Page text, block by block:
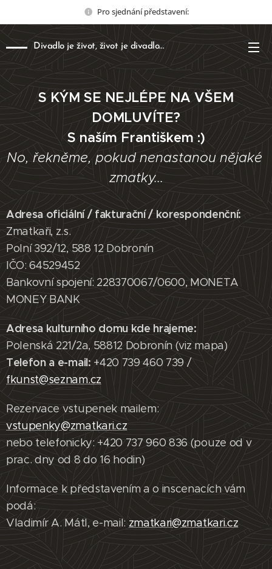
Pro sjednání představení:
Divadlo je život, život je divadlo...
S KÝM SE NEJLÉPE NA VŠEM
DOMLUVÍTE?
S naším Františkem :)
No, řekněme, pokud nenastanou nějaké
zmatky...
Adresa oficiální / fakturační / korespondenční:
Zmatkaři, z.s.
Polní 392/12, 588 12 Dobronín
IČO: 64529452
Bankovní spojení: 228370067/0600, MONETA
MONEY BANK
Adresa kulturního domu kde hrajeme:
Polenská 221/2a, 58812 Dobronín (viz mapa)
Telefon a e-mail: +420 739 460 739 /
fkunst@seznam.cz
Rezervace vstupenek mailem:
vstupenky@zmatkari.cz
nebo telefonicky: +420 737 960 836 (pouze od v
prac. dny od 8 do 16 hodin)
Informace k představením a o inscenacích vám
podá:
Vladimír A. Mátl, e-mail: zmatkari@zmatkari.cz